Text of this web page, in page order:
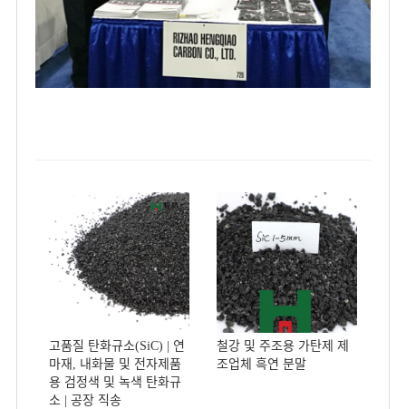
고품질 탄화규소(SiC) | 연
마재, 내화물 및 전자제품
용 검정색 및 녹색 탄화규
소 | 공장 직송
철강 및 주조용 가탄제 제
조업체 흑연 분말